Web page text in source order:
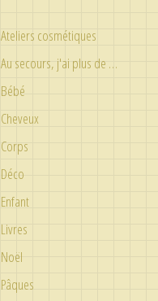
Ateliers cosmétiques
Au secours, j'ai plus de …
Bébé
Cheveux
Corps
Déco
Enfant
Livres
Noël
Pâques